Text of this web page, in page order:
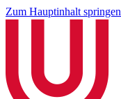
Zum Hauptinhalt springen